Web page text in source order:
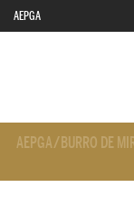
AEPGA
AEPGA/ BURRO DE